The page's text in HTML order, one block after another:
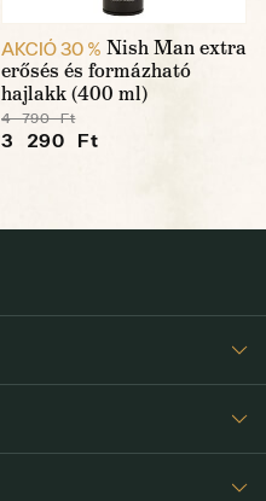
AKCIÓ 30 % Nish Man extra
erősés és formázható
hajlakk (400 ml)
4 790 Ft
3 290 Ft